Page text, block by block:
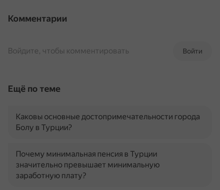
Комментарии
Войти
Войдите, чтобы комментировать
Ещё по теме
Каковы основные достопримечательности города
Болу в Турции?
Почему минимальная пенсия в Турции
значительно превышает минимальную
заработную плату?